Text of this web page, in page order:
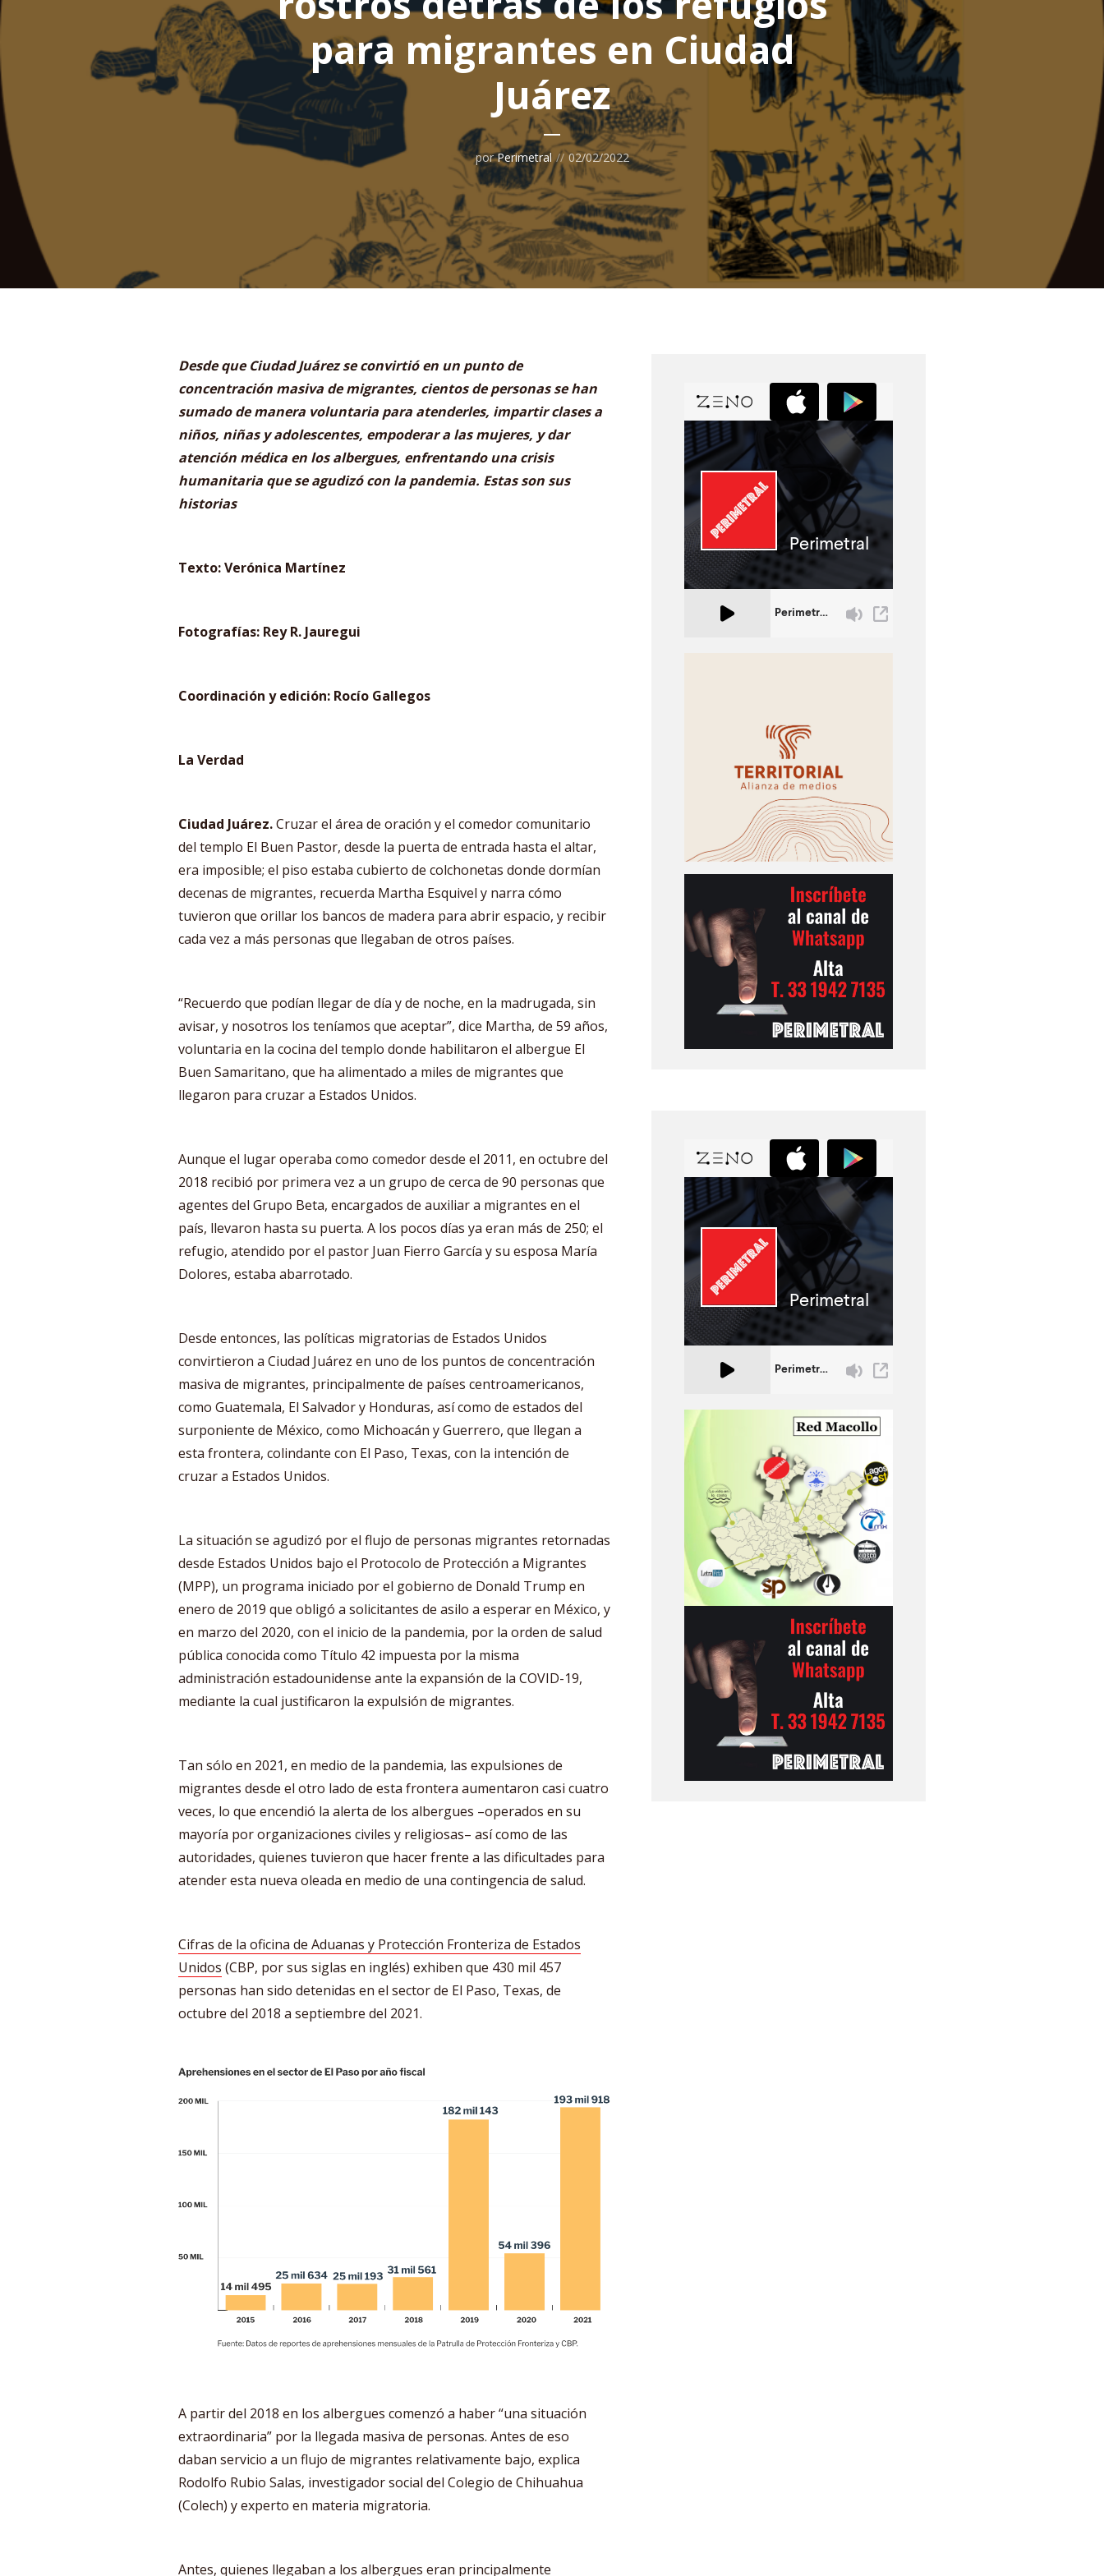
para migrantes en Ciudad
Juárez
porPerimetral 02/02/2022
Desde que Ciudad Juárez se convirtió en un punto de
concentración masiva de migrantes, cientos de personas se han
sumado de manera voluntaria para atenderles, impartir clases a
niños, niñas y adolescentes, empoderar a las mujeres, y dar
atención médica en los albergues, enfrentando una crisis
humanitaria que se agudizó con la pandemia. Estas son sus
historias
Texto: Verónica Martínez
Fotografías: Rey R. Jauregui
Coordinación y edición: Rocío Gallegos
La Verdad
Ciudad Juárez.Cruzar el área de oración y el comedor comunitario
del templo El Buen Pastor, desde la puerta de entrada hasta el altar,
era imposible; el piso estaba cubierto de colchonetas donde dormían
decenas de migrantes, recuerda Martha Esquivel y narra cómo
tuvieron que orillar los bancos de madera para abrir espacio, y recibir
cada vez a más personas que llegaban de otros países.
“Recuerdo que podían llegar de día y de noche, en la madrugada, sin
avisar, y nosotros los teníamos que aceptar”, dice Martha, de 59 años,
voluntaria en la cocina del templo donde habilitaron el albergue El
Buen Samaritano, que ha alimentado a miles de migrantes que
llegaron para cruzar a Estados Unidos.
Aunque el lugar operaba como comedor desde el 2011, en octubre del
2018 recibió por primera vez a un grupo de cerca de 90 personas que
agentes del Grupo Beta, encargados de auxiliar a migrantes en el
país, llevaron hasta su puerta. A los pocos días ya eran más de 250; el
refugio, atendido por el pastor Juan Fierro García y su esposa María
Dolores, estaba abarrotado.
Desde entonces, las políticas migratorias de Estados Unidos
convirtieron a Ciudad Juárez en uno de los puntos de concentración
masiva de migrantes, principalmente de países centroamericanos,
como Guatemala, El Salvador y Honduras, así como de estados del
surponiente de México, como Michoacán y Guerrero, que llegan a
esta frontera, colindante con El Paso, Texas, con la intención de
cruzar a Estados Unidos.
La situación se agudizó por el flujo de personas migrantes retornadas
desde Estados Unidos bajo el Protocolo de Protección a Migrantes
(MPP), un programa iniciado por el gobierno de Donald Trump en
enero de 2019 que obligó a solicitantes de asilo a esperar en México, y
en marzo del 2020, con el inicio de la pandemia, por la orden de salud
pública conocida como Título 42 impuesta por la misma
administración estadounidense ante la expansión de la COVID-19,
mediante la cual justificaron la expulsión de migrantes.
Tan sólo en 2021, en medio de la pandemia, las expulsiones de
migrantes desde el otro lado de esta frontera aumentaron casi cuatro
veces, lo que encendió la alerta de los albergues –operados en su
mayoría por organizaciones civiles y religiosas– así como de las
autoridades, quienes tuvieron que hacer frente a las dificultades para
atender esta nueva oleada en medio de una contingencia de salud.
Cifras de la oficina de Aduanas y Protección Fronteriza de Estados
Unidos (CBP, por sus siglas en inglés) exhiben que 430 mil 457
personas han sido detenidas en el sector de El Paso, Texas, de
octubre del 2018 a septiembre del 2021.
A partir del 2018 en los albergues comenzó a haber “una situación
extraordinaria” por la llegada masiva de personas. Antes de eso
daban servicio a un flujo de migrantes relativamente bajo, explica
Rodolfo Rubio Salas, investigador social del Colegio de Chihuahua
(Colech) y experto en materia migratoria.
Antes, quienes llegaban a los albergues eran principalmente